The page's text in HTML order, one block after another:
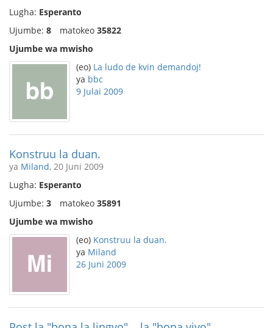
Lugha: Esperanto
Ujumbe: 8 matokeo 35822
Ujumbe wa mwisho
(eo) La ludo de kvin demandoj!
ya bbc
9 Julai 2009
Konstruu la duan.
ya Miland, 20 Juni 2009
Lugha: Esperanto
Ujumbe: 3 matokeo 35891
Ujumbe wa mwisho
(eo) Konstruu la duan.
ya Miland
26 Juni 2009